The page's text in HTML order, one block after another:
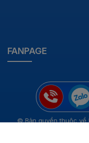
FANPAGE
© Bản quyền thuộc về